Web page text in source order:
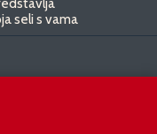
seli s vama
limuzinu veću od
domet do 1.000